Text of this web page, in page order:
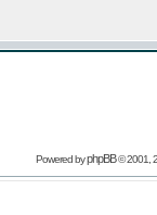
Powered byphpBB© 2001,